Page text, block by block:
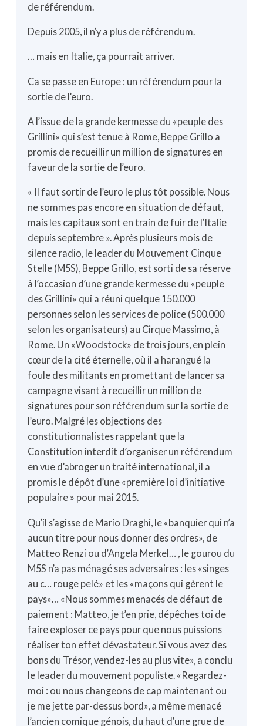
de référendum.
Depuis 2005, il n’y a plus de référendum.
… mais en Italie, ça pourrait arriver.
Ca se passe en Europe : un référendum pour la
sortie de l’euro.
A l’issue de la grande kermesse du «peuple des
Grillini» qui s’est tenue à Rome, Beppe Grillo a
promis de recueillir un million de signatures en
faveur de la sortie de l’euro.
« Il faut sortir de l’euro le plus tôt possible. Nous
ne sommes pas encore en situation de défaut,
mais les capitaux sont en train de fuir de l’Italie
depuis septembre ». Après plusieurs mois de
silence radio, le leader du Mouvement Cinque
Stelle (M5S), Beppe Grillo, est sorti de sa réserve
à l’occasion d’une grande kermesse du «peuple
des Grillini» qui a réuni quelque 150.000
personnes selon les services de police (500.000
selon les organisateurs) au Cirque Massimo, à
Rome. Un «Woodstock» de trois jours, en plein
cœur de la cité éternelle, où il a harangué la
foule des militants en promettant de lancer sa
campagne visant à recueillir un million de
signatures pour son référendum sur la sortie de
l’euro. Malgré les objections des
constitutionnalistes rappelant que la
Constitution interdit d’organiser un référendum
en vue d’abroger un traité international, il a
promis le dépôt d’une «première loi d’initiative
populaire » pour mai 2015.
Qu’il s’agisse de Mario Draghi, le «banquier qui n’a
aucun titre pour nous donner des ordres», de
Matteo Renzi ou d’Angela Merkel… , le gourou du
M5S n’a pas ménagé ses adversaires : les «singes
au c… rouge pelé» et les «maçons qui gèrent le
pays»… «Nous sommes menacés de défaut de
paiement : Matteo, je t’en prie, dépêches toi de
faire exploser ce pays pour que nous puissions
réaliser ton effet dévastateur. Si vous avez des
bons du Trésor, vendez-les au plus vite», a conclu
le leader du mouvement populiste. «Regardez-
moi : ou nous changeons de cap maintenant ou
je me jette par-dessus bord», a même menacé
l’ancien comique génois, du haut d’une grue de